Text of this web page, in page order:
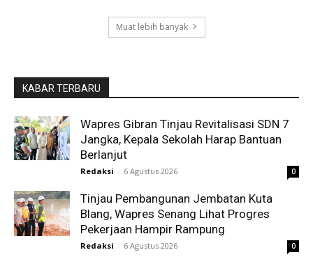
Muat lebih banyak
KABAR TERBARU
Wapres Gibran Tinjau Revitalisasi SDN 7
Jangka, Kepala Sekolah Harap Bantuan
Berlanjut
Redaksi - 6 Agustus 2026 0
Tinjau Pembangunan Jembatan Kuta
Blang, Wapres Senang Lihat Progres
Pekerjaan Hampir Rampung
Redaksi - 6 Agustus 2026 0